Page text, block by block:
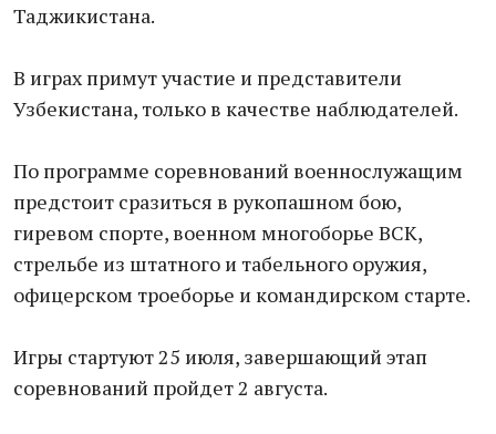
Таджикистана.
В играх примут участие и представители
Узбекистана, только в качестве наблюдателей.
По программе соревнований военнослужащим
предстоит сразиться в рукопашном бою,
гиревом спорте, военном многоборье ВСК,
стрельбе из штатного и табельного оружия,
офицерском троеборье и командирском старте.
Игры стартуют 25 июля, завершающий этап
соревнований пройдет 2 августа.